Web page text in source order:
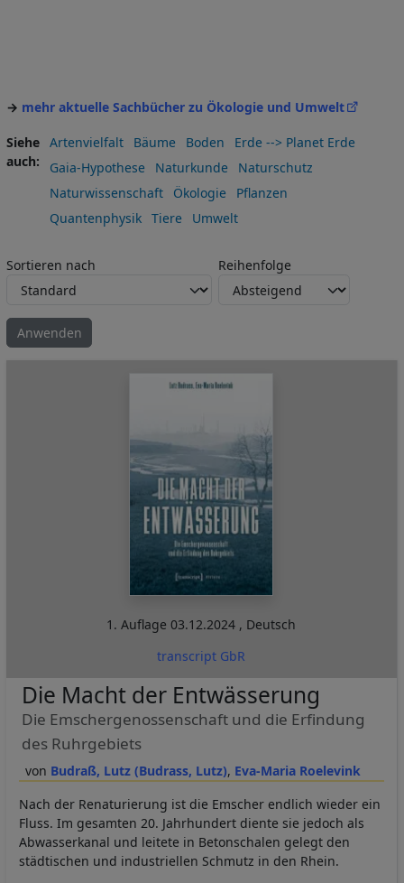
→ mehr aktuelle Sachbücher zu Ökologie und Umwelt
Siehe
auch
Artenvielfalt Bäume Boden
Erde --> Planet Erde
Gaia-Hypothese
Naturkunde
Naturschutz
Naturwissenschaft
Ökologie
Pflanzen
Quantenphysik
Tiere Umwelt
Sortieren nach Reihenfolge
1. Auflage03.12.2024 , Deutsch
transcript GbR
Budraß, Lutz (Budrass, Lutz) Eva-Maria Roelevink
Die Macht der Entwässerung
Die Emschergenossenschaft und die Erfindung
des Ruhrgebiets
Nach der Renaturierung ist die Emscher endlich wieder ein
Fluss. Im gesamten 20. Jahrhundert diente sie jedoch als
Abwasserkanal und leitete in Betonschalen gelegt den
städtischen und industriellen Schmutz in den Rhein.